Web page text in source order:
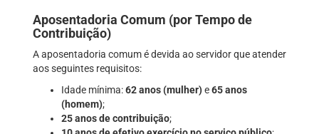
Aposentadoria Comum (por Tempo de
Contribuição)
A aposentadoria comum é devida ao servidor que atender
aos seguintes requisitos:
Idade mínima:62 anos (mulher)e65 anos
(homem);
25 anos de contribuição;